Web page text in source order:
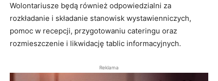
Wolontariusze będą również odpowiedzialni za
rozkładanie i składanie stanowisk wystawienniczych,
pomoc w recepcji, przygotowaniu cateringu oraz
rozmieszczenie i likwidację tablic informacyjnych.
Reklama